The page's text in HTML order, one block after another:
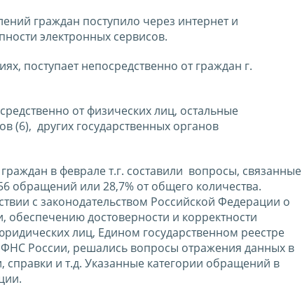
граждан поступило через интернет и
электронных сервисов.
поступает непосредственно от граждан г.
от физических лиц, остальные
(6), других государственных органов
в феврале т.г. составили вопросы, связанные
обращений или 28,7% от общего количества.
с законодательством Российской Федерации о
обеспечению достоверности и корректности
лиц, Едином государственном реестре
России, решались вопросы отражения данных в
и т.д. Указанные категории обращений в